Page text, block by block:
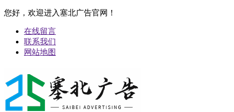
您好，欢迎进入塞北广告官网！
在线留言
联系我们
网站地图